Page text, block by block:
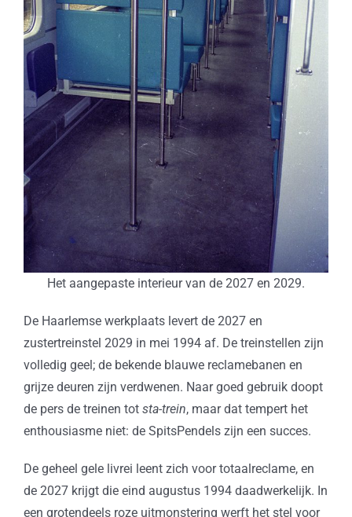
Het aangepaste interieur van de 2027 en 2029.
De Haarlemse werkplaats levert de 2027 en
zustertreinstel 2029 in mei 1994 af. De treinstellen zijn
volledig geel; de bekende blauwe reclamebanen en
grijze deuren zijn verdwenen. Naar goed gebruik doopt
de pers de treinen tot sta-trein, maar dat tempert het
enthousiasme niet: de SpitsPendels zijn een succes.
De geheel gele livrei leent zich voor totaalreclame, en
de 2027 krijgt die eind augustus 1994 daadwerkelijk. In
een grotendeels roze uitmonstering werft het stel voor